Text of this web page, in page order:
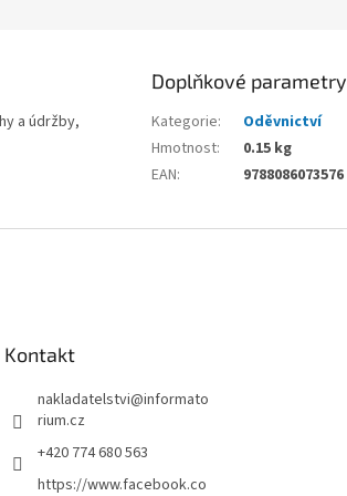
a údržby,
Doplňkové parametry
Kategorie:
Oděvnictví
Hmotnost:
0.15 kg
EAN: 9788086073576
Kontakt
nakladatelstvi@informato
rium.cz
+420 774 680 563
https://www.facebook.co